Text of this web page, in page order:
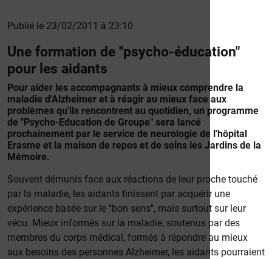
Publié le 23/02/2011 à 23:10
Une formation de "psycho-éducation"
pour les aidants
Pour aider les accompagnants à mieux comprendre la
maladie d'Alzheimer et à réagir au mieux face aux
problèmes qu'ils rencontrent au quotidien, un programme
de "Psycho-Education de Groupe" sera lancé
prochainement par le service de neurologie de l'hôpital
Erasme et la maison de repos et de soins les Jardins de la
Mémoire.
Souvent démunis face aux réactions de leur proche touché
par la maladie, les aidants finissent par acquérir une
expérience basée sur le "bon sens", mais surtout sur leur
vécu. Mieux informés sur la maladie, soutenus par des
membres du corps médical, formés à répondre au mieux
aux besoins des personnes Alzheimer, les aidants pourraient